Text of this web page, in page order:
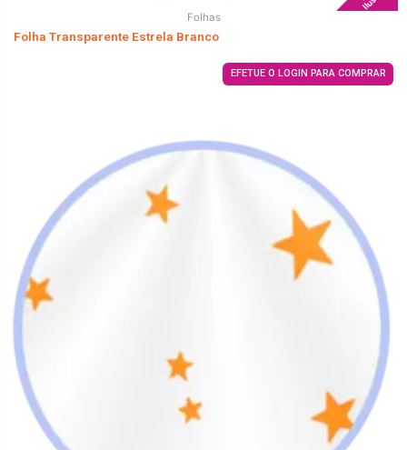
Folhas
Folha Transparente Estrela Branco
EFETUE O LOGIN PARA COMPRAR